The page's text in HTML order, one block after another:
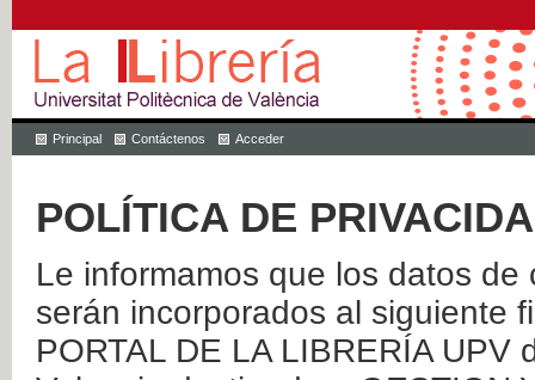
Principal Contáctenos Acceder
POLÍTICA DE
Le informamos que los datos
serán incorporados al siguiente
PORTAL DE LA LIBRERÍA